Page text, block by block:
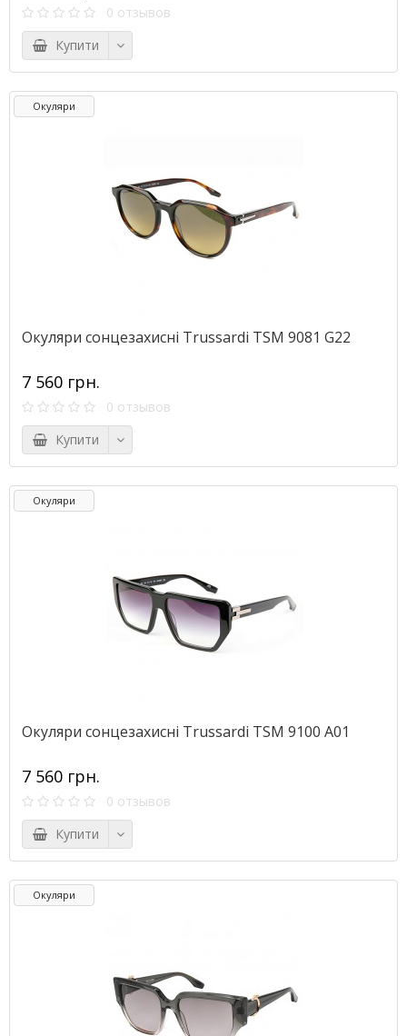
0 отзывов
Купити
Окуляри
Окуляри сонцезахисні Trussardi TSM 9081 G22
7 560 грн.
0 отзывов
Купити
Окуляри
Окуляри сонцезахисні Trussardi TSM 9100 A01
7 560 грн.
0 отзывов
Купити
Окуляри